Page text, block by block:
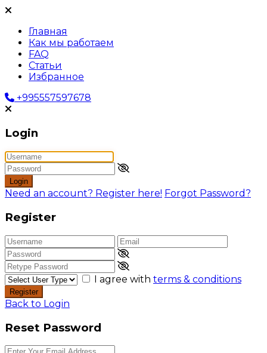
Главная
Как мы работаем
FAQ
Статьи
Избранное
+995557597678
Login
Login
Need an account? Register here! Forgot Password?
Register
I agree with terms & conditions
Register
Back to Login
Reset Password